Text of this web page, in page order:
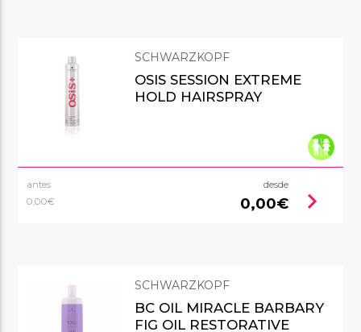
SCHWARZKOPF
OSIS SESSION EXTREME
HOLD HAIRSPRAY
antes
0,00€
desde
0,00€ chevron_right
SCHWARZKOPF
BC OIL MIRACLE BARBARY
FIG OIL RESTORATIVE